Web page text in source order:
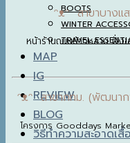
BOOTS
WINTER
TRAVEL
MAP
IG
REVIEW
BLOG
วิธีทำความสะอาดเสื้
ᵔᴥᵔ สาขาบาง
หน้าร้านถนนข้าวหลาม ฝั่
ᵔᴥᵔ สาขากทม. (พัฒนา
โครงการ Gooddays